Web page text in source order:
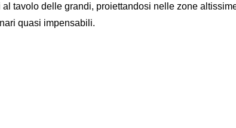
tavolo delle grandi, proiettandosi nelle zone
quasi impensabili.